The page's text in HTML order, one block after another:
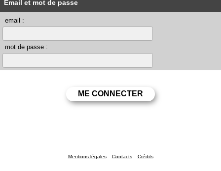
Email et mot de passe
email :
mot de passe :
Mentions légales Contacts Crédits